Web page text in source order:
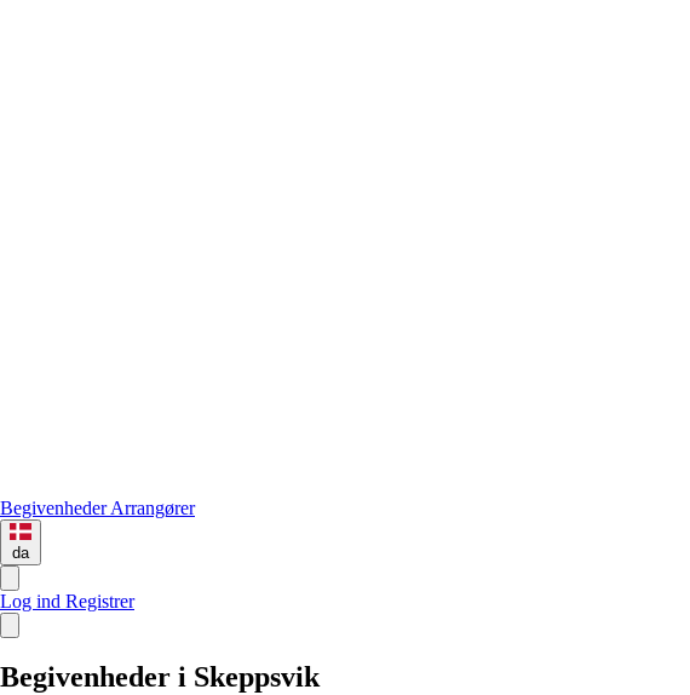
BegivenhederArrangører
da
Log ind Registrer
Begivenheder i Skeppsvik